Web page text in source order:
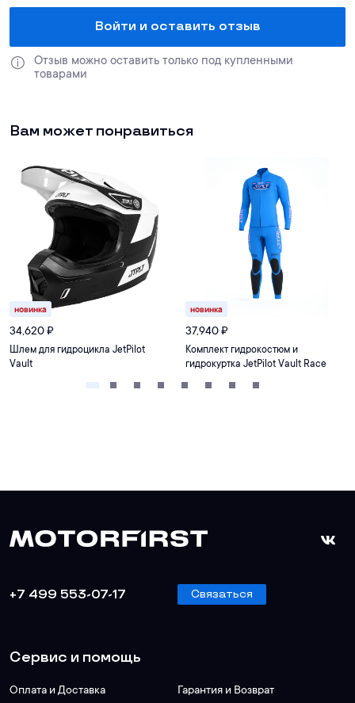
Войти и оставить отзыв
Отзыв можно оставить только под купленными
товарами
Вам может понравиться
новинка
34,620₽
Шлем для гидроцикла JetPilot
Vault
новинка
37,940₽
Комплект гидрокостюм и
гидрокуртка JetPilot Vault Race
+7 499 553-07-17 Связаться
Сервис и помощь
Оплата и Доставка Гарантия и Возврат